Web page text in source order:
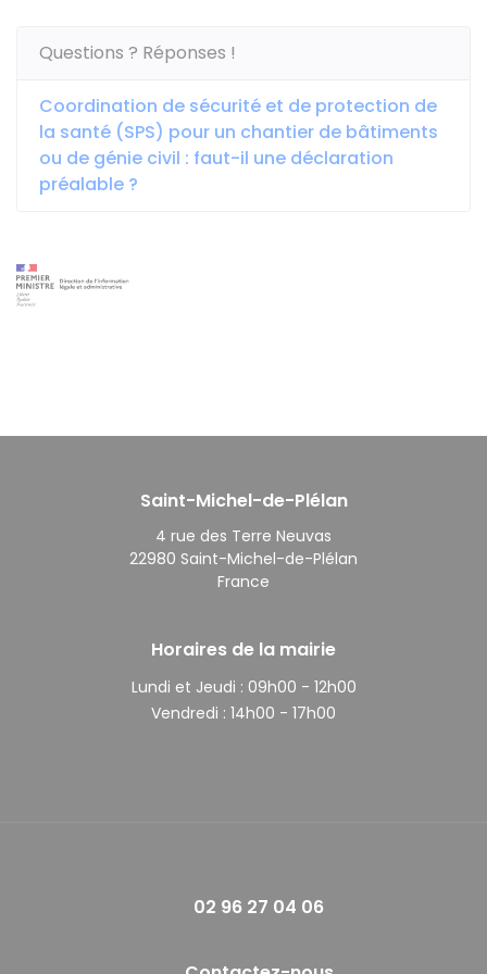
Questions ? Réponses !
Coordination de sécurité et de protection de
la santé (SPS) pour un chantier de bâtiments
ou de génie civil : faut-il une déclaration
préalable ?
Saint-Michel-de-Plélan
4 rue des Terre Neuvas
22980 Saint-Michel-de-Plélan
France
Horaires de la mairie
Lundi et Jeudi : 09h00 - 12h00
Vendredi : 14h00 - 17h00
02 96 27 04 06